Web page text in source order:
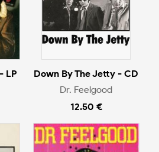
LP
Down By The Jetty - CD
Dr. Feelgood
12.50 €